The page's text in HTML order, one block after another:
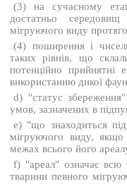
(3) на сучасному
достатньо
мігруючого виду
(4) поширення і
таких рівнів, що
потенційно прийнятні
використанню дикої
d) "статус
умов, зазначених в
e) "що знаходиться
мігруючого виду,
межах всього його
f) "ареал" означає всю
тварини певного